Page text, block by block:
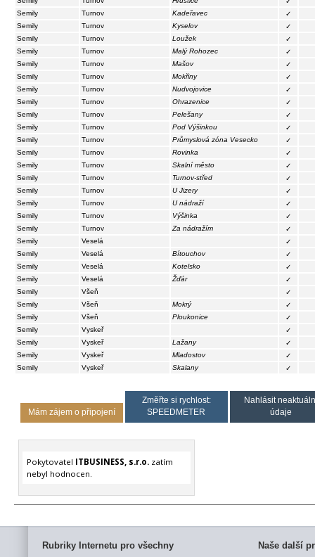
Semily
Turnov Kadeřavec
✓
Semily
Turnov Kyselov
✓
Semily
Turnov Loužek
✓
Semily
Turnov Malý Rohozec
✓
Semily
Turnov Mašov
✓
Semily
Turnov Mokřiny
✓
Semily
Turnov Nudvojovice
✓
Semily
Turnov Ohrazenice
✓
Semily
Turnov Pelešany
✓
Semily
Turnov Pod Výšinkou
✓
Semily
Turnov Průmyslová zóna Vesecko
✓
Semily
Turnov Rovinka
✓
Semily
Turnov Skalní město
✓
Semily
Turnov Turnov-střed
✓
Semily
Turnov U Jizery
✓
Semily
Turnov U nádraží
✓
Semily
Turnov Výšinka
✓
Semily
Turnov Za nádražím
✓
Semily
Veselá
✓
Semily
Veselá Bítouchov
✓
Semily
Veselá Kotelsko
✓
Semily
Veselá Žďár
✓
Semily
Všeň
✓
Semily
Všeň Mokrý
✓
Semily
Všeň Ploukonice
✓
Semily
Vyskeř
✓
Semily
Vyskeř Lažany
✓
Semily
Vyskeř Mladostov
✓
Semily
Vyskeř Skalany ✓
Mám zájem o připojení
Změřte si rychlost:
SPEEDMETER
Nahlásit
údaje
Pokytovatel ITBUSINESS, s.r.o.zatím
nebyl hodnocen.
Rubriky Internetu pro všechny Naše další